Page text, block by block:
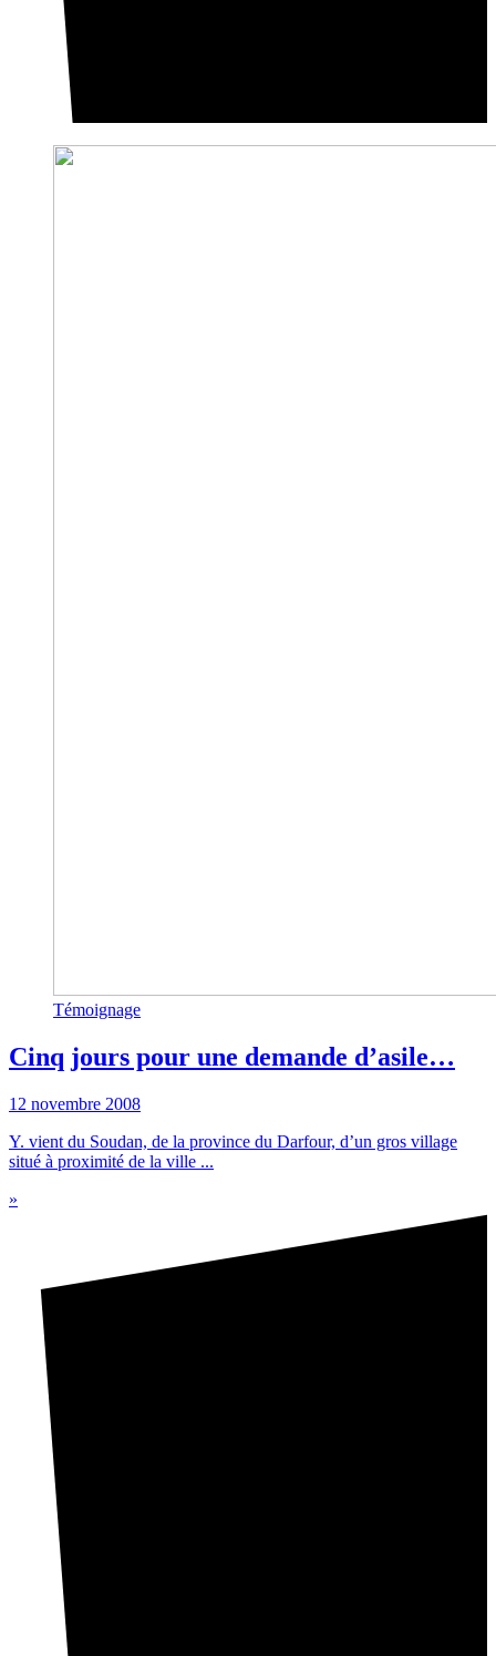
Témoignage
Cinq jours pour une demande d’asile…
12 novembre 2008
Y. vient du Soudan, de la province du Darfour, d’un gros village
situé à proximité de la ville ...
»